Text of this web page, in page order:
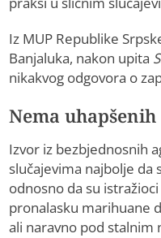
Iz MUP Republike
Banjaluka, nakon upita
nikakvog odgovora o
Nema uhapšenih
Izvor iz bezbjednosnih
slučajevima najbolje da
odnosno da su
pronalasku marihuane
ali naravno pod stalnim